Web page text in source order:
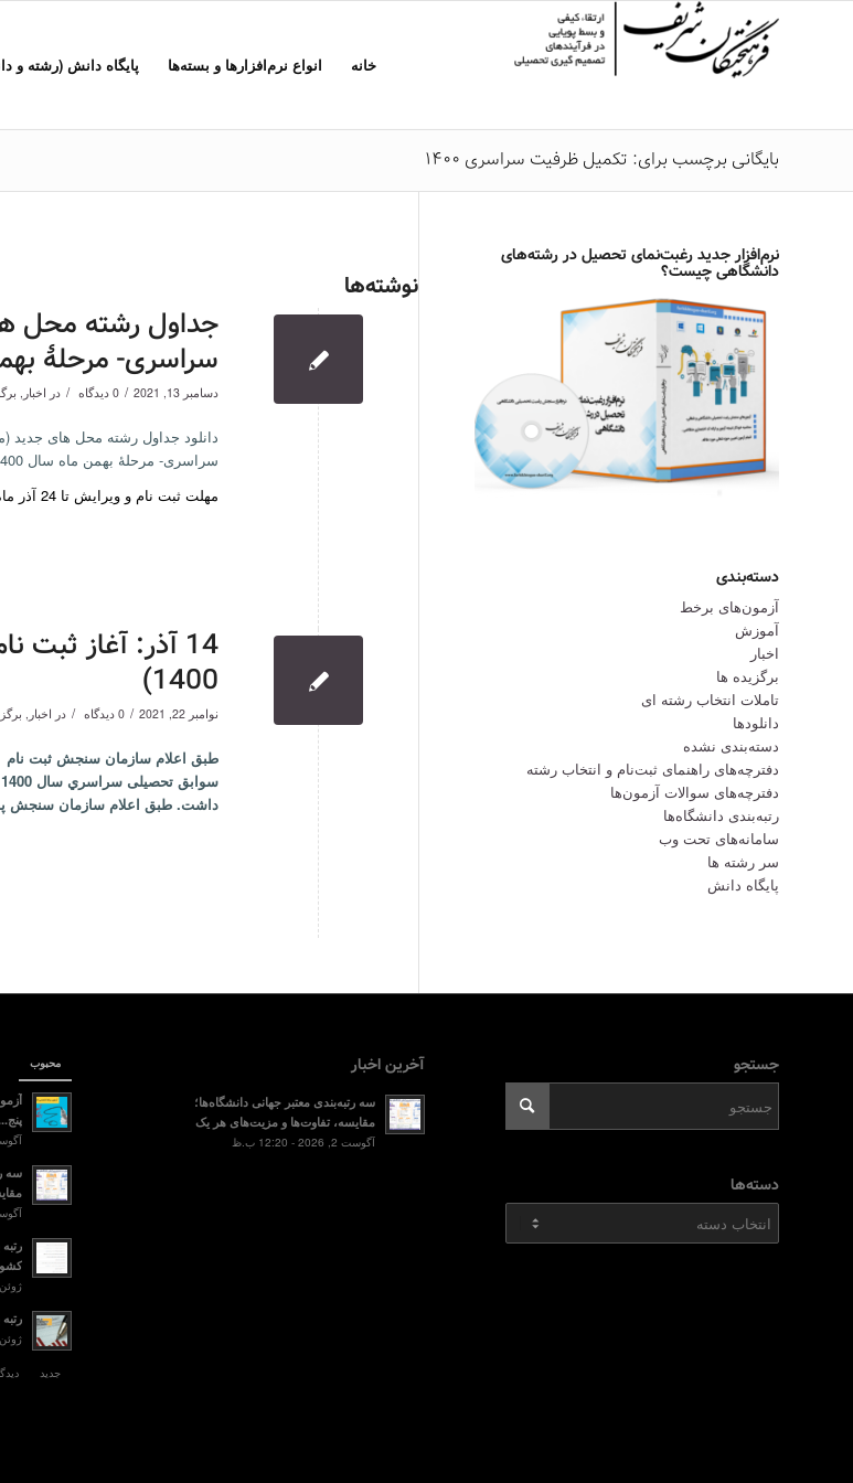
خانه انواع نرم‌افزارها و بسته‌ها پایگاه دانش (رشته و
بایگانی برچسب برای: تکمیل ظرفیت سراسری 1400
نوشته‌ها
جداول رشته محل
سراسری- مرحلۀ بهمن
دسامبر 13, 2021 / 0 دیدگاه / در اخبار ,
سراسری- مرحلۀ بهمن ماه سال 1400
مهلت ثبت نام و ویرایش تا 24 آذر ماه است
14 آذر: آغاز
1400)
نوامبر 22, 2021 / 0 دیدگاه / در اخبار ,
طبق اعلام سازمان سنجش ثبت نام
داشت. طبق اعلام سازمان سنجش
نرم‌افزار جدید رغبت‌نمای تحصیل در رشته‌های
دانشگاهی چیست؟
دسته‌بندی
آزمون‌های برخط
آموزش
اخبار
برگزیده ها
تاملات انتخاب رشته ای
دانلودها
دسته‌بندی نشده
دفترچه‌های راهنمای ثبت‌نام و انتخاب رشته
دفترچه‌‌های سوالات آزمون‌ها
رتبه‌بندی دانشگاه‌ها
سامانه‌های تحت وب
سر رشته ها
پایگاه دانش
جستجو
دسته‌ها
آخرین اخبار
سه رتبه‌بندی معتبر جهانی دانشگاه‌ها؛
مقایسه، تفاوت‌ها و مزیت‌های هر یک
آگوست 2, 2026 - 12:20 ب.ظ
محبوب
آگوست 3,
سه
آگوست 2, 2026
ژوئن 9, 2015 - 3:57 ب.ظ
ژوئن 8, 2016 - 3:55 ب.ظ
جدید